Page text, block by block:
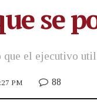
se
el ejecutivo
PM 88